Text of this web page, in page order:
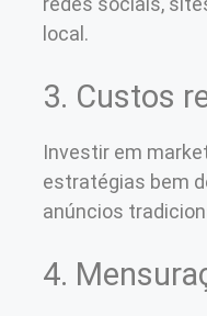
local.
3. Custos
Investir em
estratégias bem
anúncios
4.